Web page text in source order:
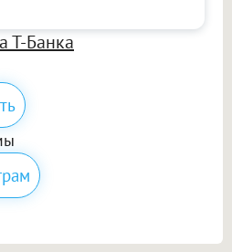
Т-Банка